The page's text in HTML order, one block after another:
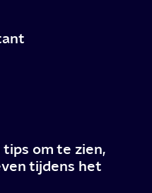
tips om te zien,
tijdens het